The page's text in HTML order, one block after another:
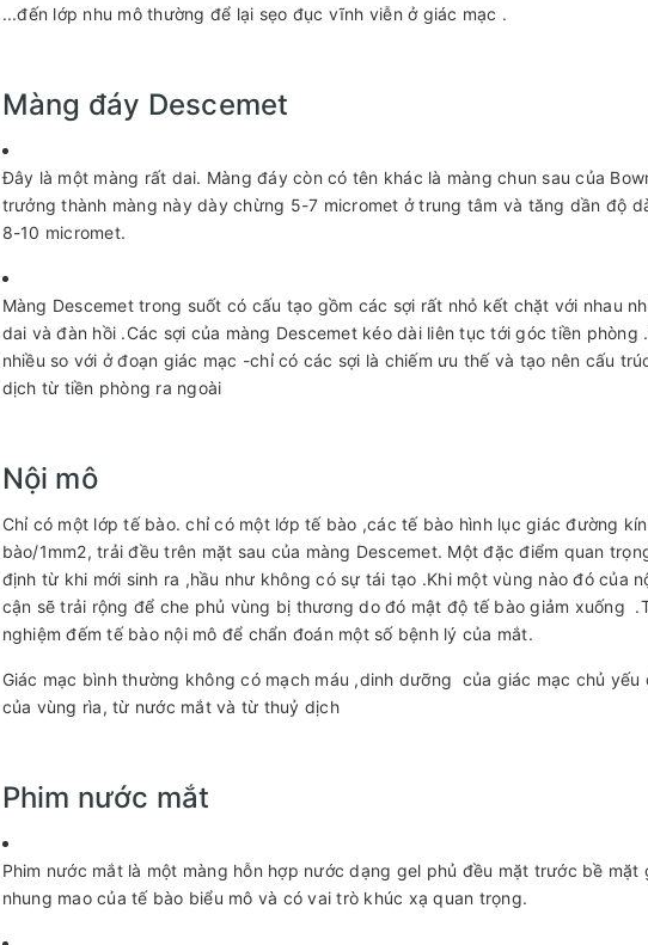
...đến lớp nhu mô thường để lại sẹo đục vĩnh viễn ở giác mạc .
Màng đáy Descemet
Đây là một màng rất dai. Màng đáy còn có tên khác là màng chun sau của
trưởng thành màng này dày chừng 5-7 micromet ở trung tâm và tăng dần độ
8-10 micromet.
Màng Descemet trong suốt có cấu tạo gồm các sợi rất nhỏ kết chặt với nhau
dai và đàn hồi .Các sợi của màng Descemet kéo dài liên tục tới góc tiền
nhiều so với ở đoạn giác mạc -chỉ có các sợi là chiếm ưu thế và tạo nên cấu
dịch từ tiền phòng ra ngoài
Nội mô
Chỉ có một lớp tế bào. chỉ có một lớp tế bào ,các tế bào hình lục giác đường
bào/1mm2, trải đều trên mặt sau của màng Descemet. Một đặc điểm quan
định từ khi mới sinh ra ,hầu như không có sự tái tạo .Khi một vùng nào đó của
cận sẽ trải rộng để che phủ vùng bị thương do đó mật độ tế bào giảm xuống
nghiệm đếm tế bào nội mô để chẩn đoán một số bệnh lý của mắt.
Giác mạc bình thường không có mạch máu ,dinh dưỡng của giác mạc chủ
của vùng rìa, từ nước mắt và từ thuỷ dịch
Phim nước mắt
Phim nước mắt là một màng hỗn hợp nước dạng gel phủ đều mặt trước bề
nhung mao của tế bào biểu mô và có vai trò khúc xạ quan trọng.